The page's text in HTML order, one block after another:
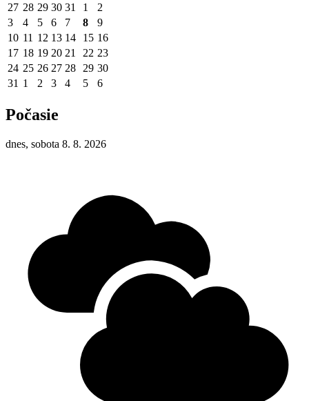
27 28 29 30 31 1
2
3
4 5 6 7 8
9
10 11 12 13 14 15 16
17 18 19 20 21 22 23
24 25 26 27 28 29 30
31 1 2 3 4 5 6
Počasie
dnes, sobota 8. 8. 2026